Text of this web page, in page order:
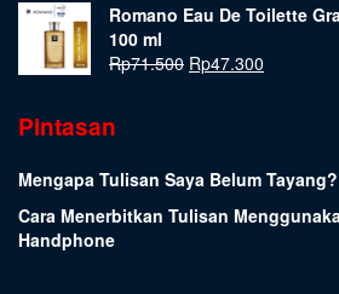
Romano Eau De Toilette
100 ml
Rp71.500 Rp47.300
Pintasan
Mengapa Tulisan Saya Belum Tayang?
Cara Menerbitkan Tulisan
Handphone